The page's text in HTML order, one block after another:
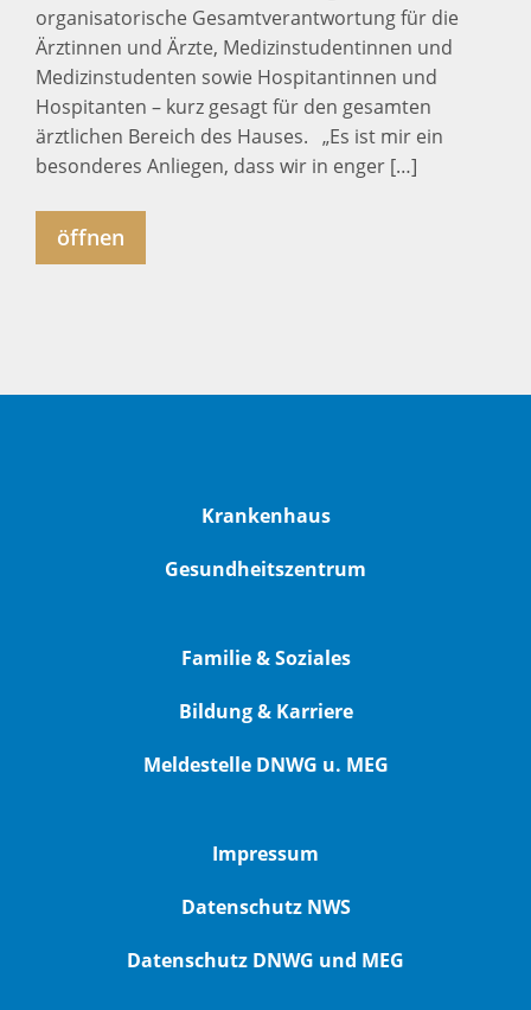
organisatorische Gesamtverantwortung für die
Ärztinnen und Ärzte, Medizinstudentinnen und
Medizinstudenten sowie Hospitantinnen und
Hospitanten – kurz gesagt für den gesamten
ärztlichen Bereich des Hauses. „Es ist mir ein
besonderes Anliegen, dass wir in enger […]
öffnen
Krankenhaus
Gesundheitszentrum
Familie & Soziales
Bildung & Karriere
Meldestelle DNWG u. MEG
Impressum
Datenschutz NWS
Datenschutz DNWG und MEG